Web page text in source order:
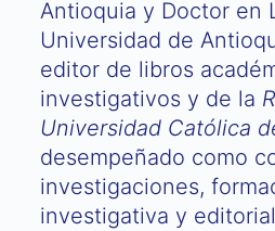
Antioquia y Doctor en
Universidad de
editor de libros
investigativos y de la
Universidad Católica
desempeñado como
investigaciones,
investigativa y